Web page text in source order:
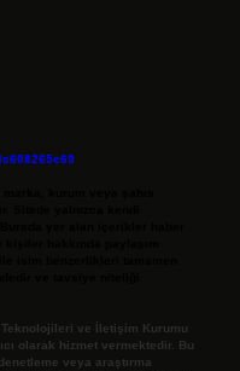
ve İletişim Kurumu
olarak hizmet vermektedir. Bu
veya araştırma